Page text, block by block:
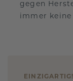
gegen
immer keine
EINZIGARTIG !